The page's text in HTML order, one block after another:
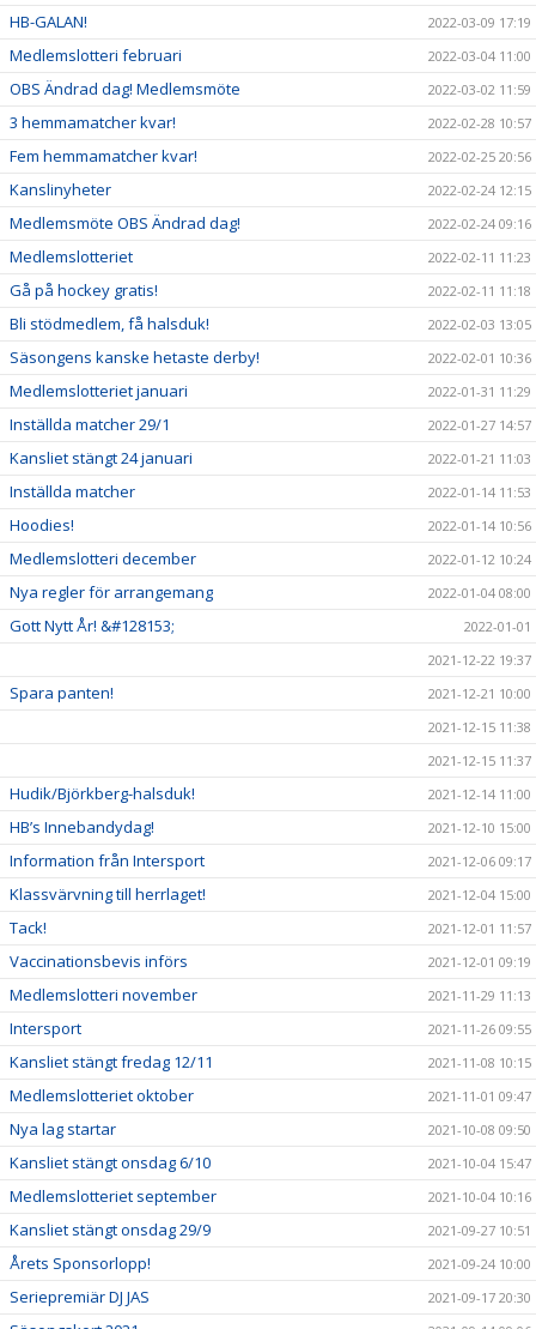
HB-GALAN! 2022-03-09 17:19
Medlemslotteri februari 2022-03-04 11:00
OBS Ändrad dag! Medlemsmöte 2022-03-02 11:59
3 hemmamatcher kvar! 2022-02-28 10:57
Fem hemmamatcher kvar! 2022-02-25 20:56
Kanslinyheter 2022-02-24 12:15
Medlemsmöte OBS Ändrad dag! 2022-02-24 09:16
Medlemslotteriet 2022-02-11 11:23
Gå på hockey gratis! 2022-02-11 11:18
Bli stödmedlem, få halsduk! 2022-02-03 13:05
Säsongens kanske hetaste derby! 2022-02-01 10:36
Medlemslotteriet januari 2022-01-31 11:29
Inställda matcher 29/1 2022-01-27 14:57
Kansliet stängt 24 januari 2022-01-21 11:03
Inställda matcher 2022-01-14 11:53
Hoodies! 2022-01-14 10:56
Medlemslotteri december 2022-01-12 10:24
Nya regler för arrangemang 2022-01-04 08:00
Gott Nytt År! &#128153;
2022-01-01
2021-12-22 19:37
Spara panten!
2021-12-21 10:00
2021-12-15 11:38
2021-12-15 11:37
Hudik/Björkberg-halsduk! 2021-12-14 11:00
HB’s Innebandydag! 2021-12-10 15:00
Information från Intersport 2021-12-06 09:17
Klassvärvning till herrlaget! 2021-12-04 15:00
Tack! 2021-12-01 11:57
Vaccinationsbevis införs 2021-12-01 09:19
Medlemslotteri november 2021-11-29 11:13
Intersport 2021-11-26 09:55
Kansliet stängt fredag 12/11 2021-11-08 10:15
Medlemslotteriet oktober 2021-11-01 09:47
Nya lag startar 2021-10-08 09:50
Kansliet stängt onsdag 6/10 2021-10-04 15:47
Medlemslotteriet september 2021-10-04 10:16
Kansliet stängt onsdag 29/9 2021-09-27 10:51
Årets Sponsorlopp! 2021-09-24 10:00
Seriepremiär DJ JAS 2021-09-17 20:30